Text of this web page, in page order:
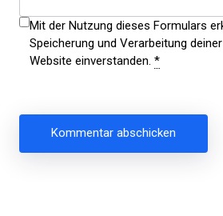
Mit der Nutzung dieses Formulars
Speicherung und Verarbeitung
Website einverstanden. *